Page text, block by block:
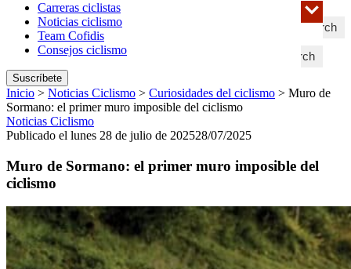
Search
Search
Carreras ciclistas
Noticias ciclismo
Team Cofidis
Consejos ciclismo
Suscríbete
Inicio > Noticias Ciclismo > Curiosidades del ciclismo > Muro de
Sormano: el primer muro imposible del ciclismo
Noticias Ciclismo
Publicado el lunes 28 de julio de 202528/07/2025
Muro de Sormano: el primer muro imposible del
ciclismo